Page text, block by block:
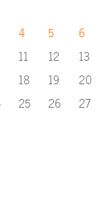
4 5 6
11 12 13
18 19 20
25 26 27